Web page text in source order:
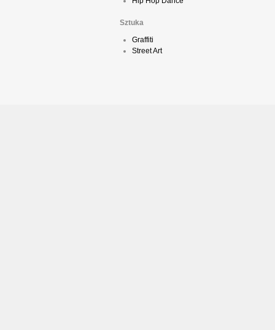
Sztuka
Graffiti
Street Art